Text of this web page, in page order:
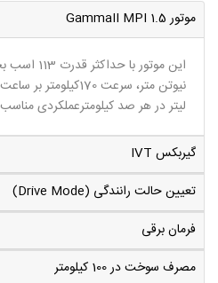
موتور 1.5 GammaII MPI
لیتر در هر صد کیلومترعملکردی
گیربکس IVT
تعیین حالت رانندگی (Drive Mode)
فرمان برقی
مصرف سوخت در 100 کیلومتر